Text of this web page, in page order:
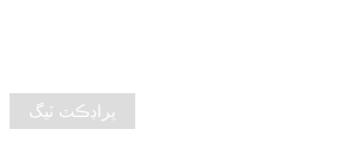
پراڊڪٽ ٽيگ